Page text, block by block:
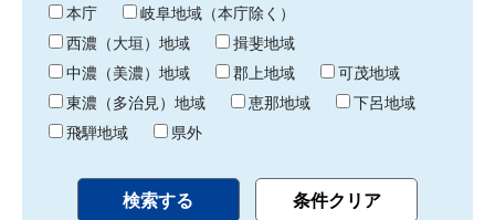
わ
り
本庁
岐阜地域（本庁除く）
西濃（大垣）地域
揖斐地域
中濃（美濃）地域
郡上地域
可茂地域
東濃（多治見）地域
恵那地域
下呂地域
飛騨地域
県外